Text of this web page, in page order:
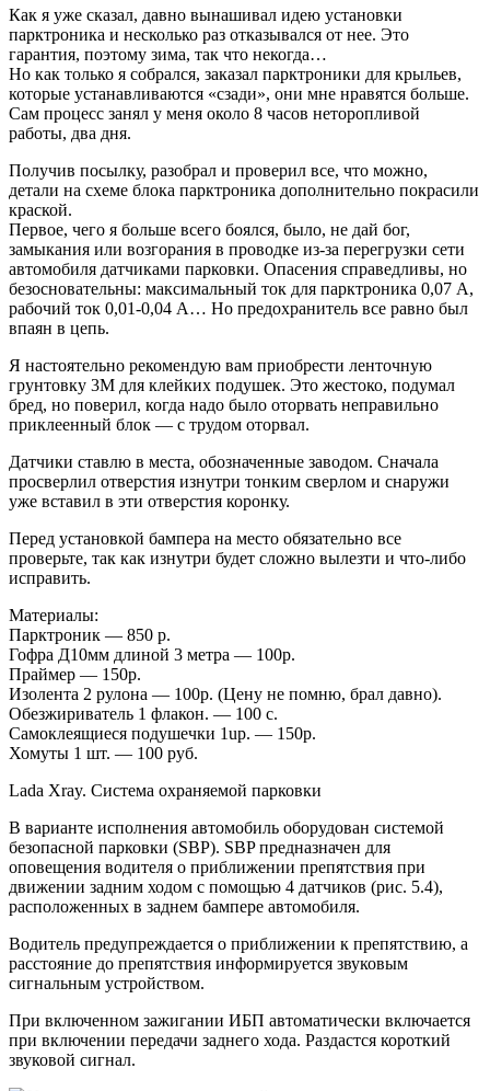
Как я уже сказал, давно вынашивал идею установки
парктроника и несколько раз отказывался от нее. Это
гарантия, поэтому зима, так что некогда…
Но как только я собрался, заказал парктроники для крыльев,
которые устанавливаются «сзади», они мне нравятся больше.
Сам процесс занял у меня около 8 часов неторопливой
работы, два дня.
Получив посылку, разобрал и проверил все, что можно,
детали на схеме блока парктроника дополнительно покрасили
краской.
Первое, чего я больше всего боялся, было, не дай бог,
замыкания или возгорания в проводке из-за перегрузки сети
автомобиля датчиками парковки. Опасения справедливы, но
безосновательны: максимальный ток для парктроника 0,07 А,
рабочий ток 0,01-0,04 А… Но предохранитель все равно был
впаян в цепь.
Я настоятельно рекомендую вам приобрести ленточную
грунтовку 3M для клейких подушек. Это жестоко, подумал
бред, но поверил, когда надо было оторвать неправильно
приклеенный блок — с трудом оторвал.
Датчики ставлю в места, обозначенные заводом. Сначала
просверлил отверстия изнутри тонким сверлом и снаружи
уже вставил в эти отверстия коронку.
Перед установкой бампера на место обязательно все
проверьте, так как изнутри будет сложно вылезти и что-либо
исправить.
Материалы:
Парктроник — 850 р.
Гофра Д10мм длиной 3 метра — 100р.
Праймер — 150р.
Изолента 2 рулона — 100р. (Цену не помню, брал давно).
Обезжириватель 1 флакон. — 100 с.
Самоклеящиеся подушечки 1up. — 150р.
Хомуты 1 шт. — 100 руб.
Lada Xray. Система охраняемой парковки
В варианте исполнения автомобиль оборудован системой
безопасной парковки (SBP). SBP предназначен для
оповещения водителя о приближении препятствия при
движении задним ходом с помощью 4 датчиков (рис. 5.4),
расположенных в заднем бампере автомобиля.
Водитель предупреждается о приближении к препятствию, а
расстояние до препятствия информируется звуковым
сигнальным устройством.
При включенном зажигании ИБП автоматически включается
при включении передачи заднего хода. Раздастся короткий
звуковой сигнал.